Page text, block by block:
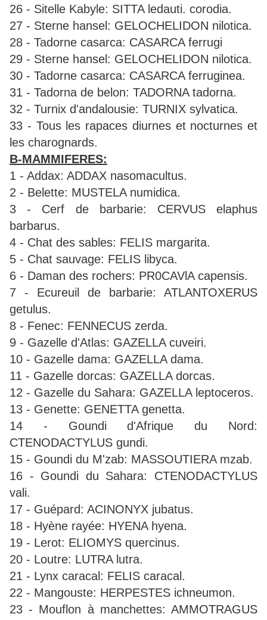
26 - Sitelle Kabyle: SITTA ledauti. corodia.
27 - Sterne hansel: GELOCHELIDON nilotica.
28 - Tadorne casarca: CASARCA ferrugi
29 - Sterne hansel: GELOCHELIDON nilotica.
30 - Tadorne casarca: CASARCA ferruginea.
31 - Tadorna de belon: TADORNA tadorna.
32 - Turnix d'andalousie: TURNIX sylvatica.
33 - Tous les rapaces diurnes et nocturnes et
les charognards.
B-MAMMIFERES:
1 - Addax: ADDAX nasomacultus.
2 - Belette: MUSTELA numidica.
3 - Cerf de barbarie: CERVUS elaphus
barbarus.
4 - Chat des sables: FELIS margarita.
5 - Chat sauvage: FELIS libyca.
6 - Daman des rochers: PR0CAVlA capensis.
7 - Ecureuil de barbarie: ATLANTOXERUS
getulus.
8 - Fenec: FENNECUS zerda.
9 - Gazelle d'Atlas: GAZELLA cuveiri.
10 - Gazelle dama: GAZELLA dama.
11 - Gazelle dorcas: GAZELLA dorcas.
12 - Gazelle du Sahara: GAZELLA leptoceros.
13 - Genette: GENETTA genetta.
14 - Goundi d'Afrique du Nord:
CTENODACTYLUS gundi.
15 - Goundi du M'zab: MASSOUTIERA mzab.
16 - Goundi du Sahara: CTENODACTYLUS
vali.
17 - Guépard: ACINONYX jubatus.
18 - Hyène rayée: HYENA hyena.
19 - Lerot: ELIOMYS quercinus.
20 - Loutre: LUTRA lutra.
21 - Lynx caracal: FELIS caracal.
22 - Mangouste: HERPESTES ichneumon.
23 - Mouflon à manchettes: AMMOTRAGUS